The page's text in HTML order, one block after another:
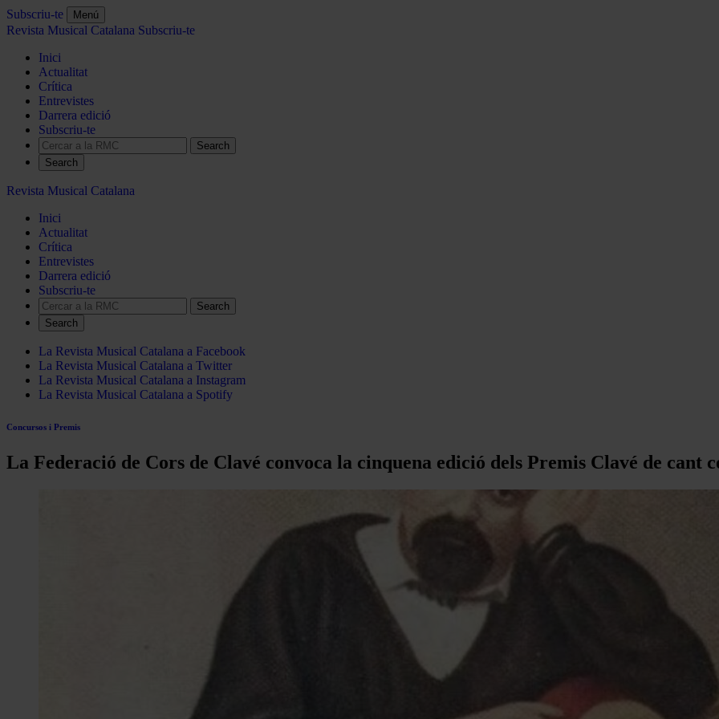
Subscriu-te Menú
Revista Musical Catalana Subscriu-te
Inici
Actualitat
Crítica
Entrevistes
Darrera edició
Subscriu-te
Search
Revista Musical Catalana
Inici
Actualitat
Crítica
Entrevistes
Darrera edició
Subscriu-te
Search
La Revista Musical Catalana a Facebook
La Revista Musical Catalana a Twitter
La Revista Musical Catalana a Instagram
La Revista Musical Catalana a Spotify
Concursos i Premis
La Federació de Cors de Clavé convoca la cinquena edició dels Premis Clavé de cant